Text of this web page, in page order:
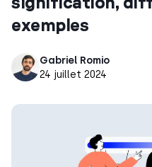
exemples
Gabriel Romio
24 juillet 2024